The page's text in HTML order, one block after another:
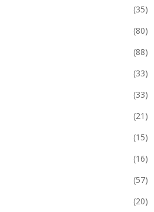
(35)
(80)
(88)
(33)
(33)
(21)
(15)
(16)
(57)
(20)